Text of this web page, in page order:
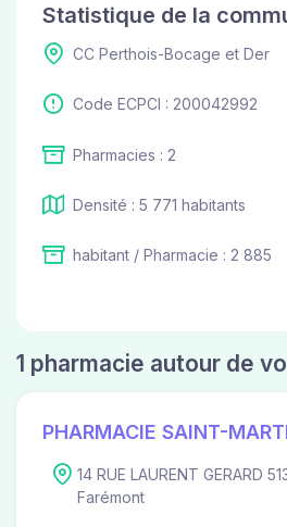
Statistique de la
CC Perthois-Bocage et Der
Code ECPCI : 200042992
Pharmacies : 2
Densité : 5 771 habitants
habitant / Pharmacie : 2 885
1 pharmacie autour de
PHARMACIE SAINT-
14 RUE LAURENT GERARD
Farémont